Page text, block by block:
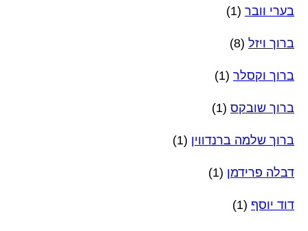
בערי וובר (1)
ברוך ויזל (8)
ברוך וקסלר (1)
ברוך שובקס (1)
ברוך שלמה ברנדווין (1)
דבלה פרידמן (1)
דוד יוסף (1)